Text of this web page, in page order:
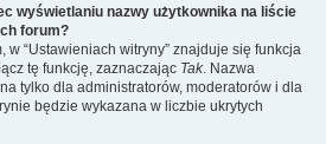
wyświetlaniu nazwy użytkownika na liście
forum?
w “Ustawieniach witryny” znajduje się funkcja
tę funkcję, zaznaczając Tak. Nazwa
tylko dla administratorów, moderatorów i dla
będzie wykazana w liczbie ukrytych